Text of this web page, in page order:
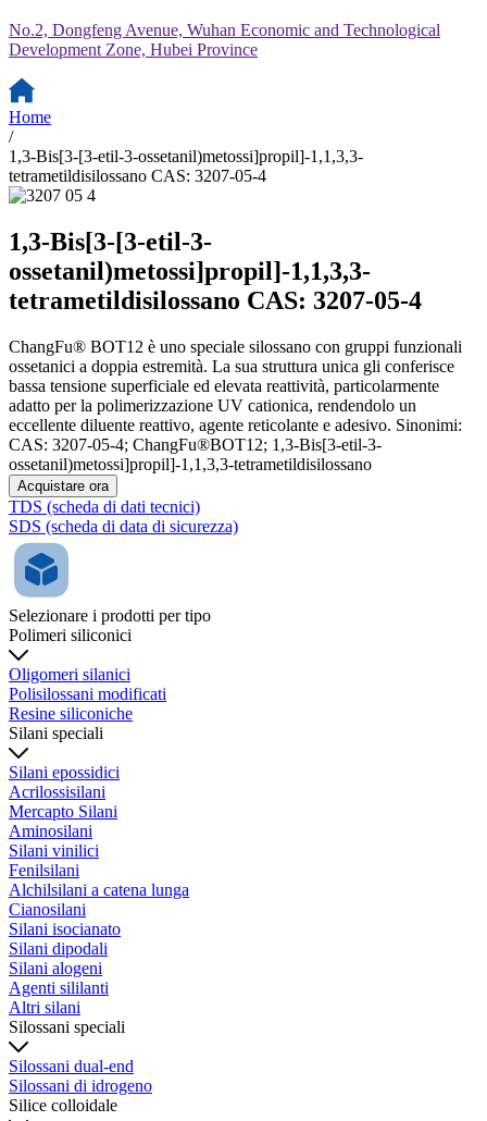
No.2, Dongfeng Avenue, Wuhan Economic and Technological
Development Zone, Hubei Province
Home
/
1,3-Bis[3-[3-etil-3-ossetanil)metossi]propil]-1,1,3,3-
tetrametildisilossano CAS: 3207-05-4
1,3-Bis[3-[3-etil-3-
ossetanil)metossi]propil]-1,1,3,3-
tetrametildisilossano CAS: 3207-05-4
ChangFu® BOT12 è uno speciale silossano con gruppi funzionali
ossetanici a doppia estremità. La sua struttura unica gli conferisce
bassa tensione superficiale ed elevata reattività, particolarmente
adatto per la polimerizzazione UV cationica, rendendolo un
eccellente diluente reattivo, agente reticolante e adesivo. Sinonimi:
CAS: 3207-05-4; ChangFu®BOT12; 1,3-Bis[3-etil-3-
ossetanil)metossi]propil]-1,1,3,3-tetrametildisilossano
Acquistare ora
TDS (scheda di dati tecnici)
SDS (scheda di data di sicurezza)
Selezionare i prodotti per tipo
Polimeri siliconici
Oligomeri silanici
Polisilossani modificati
Resine siliconiche
Silani speciali
Silani epossidici
Acrilossisilani
Mercapto Silani
Aminosilani
Silani vinilici
Fenilsilani
Alchilsilani a catena lunga
Cianosilani
Silani isocianato
Silani dipodali
Silani alogeni
Agenti sililanti
Altri silani
Silossani speciali
Silossani dual-end
Silossani di idrogeno
Silice colloidale